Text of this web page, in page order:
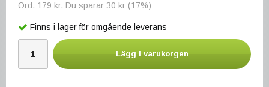
Ord. 179 kr. Du sparar 30 kr (17%)
Finns i lager för omgående leverans
Lägg i varukorgen